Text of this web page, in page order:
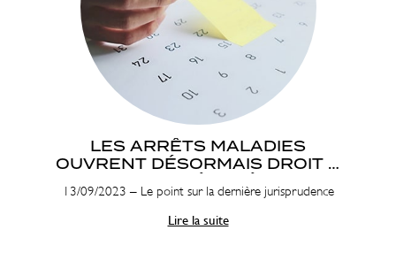
LES ARRÊTS MALADIES
OUVRENT DÉSORMAIS DROIT À
CONGÉ PAYÉ
13/09/2023 – Le point sur la dernière jurisprudence
Lire la suite